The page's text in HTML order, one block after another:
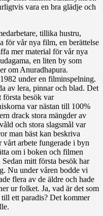
vara en bra glädje och
tillika hustru,
för vår nya film, en berättelse
mer material för vår nya
en liten by som
om Anuradhapura.
under en filminspelning.
av lera, pinnar och blad. Det
besök var
var nästan till 100%
drack stora mängder av
och stora slagsmål var
man bäst kan beskriva
arbete fungerade i byn
om i boken och filmen
mitt första besök har
Nu under våren bodde vi
flera av de äldre och hade
ur folket. Ja, vad är det som
ett paradis? Det kommer